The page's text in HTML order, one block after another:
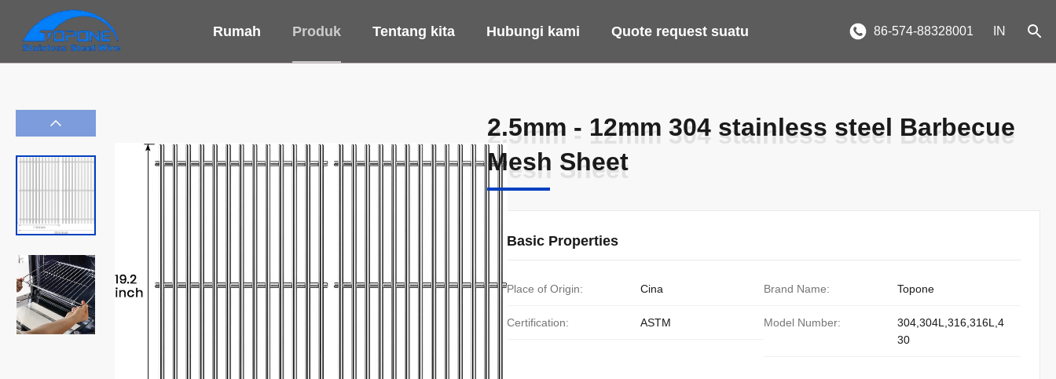
Rumah Produk Tentang kita Hubungi kami Quote request suatu 86-574-88328001 IN
2.5mm - 12mm 304 stainless steel Barbecue
Mesh Sheet
2.5mm - 12mm 304 stainless steel Barbecue
Mesh Sheet
Basic Properties
Place of Origin: Cina Brand Name: Topone
Certification: ASTM Model Number:
304,304L,316,316L,4
30